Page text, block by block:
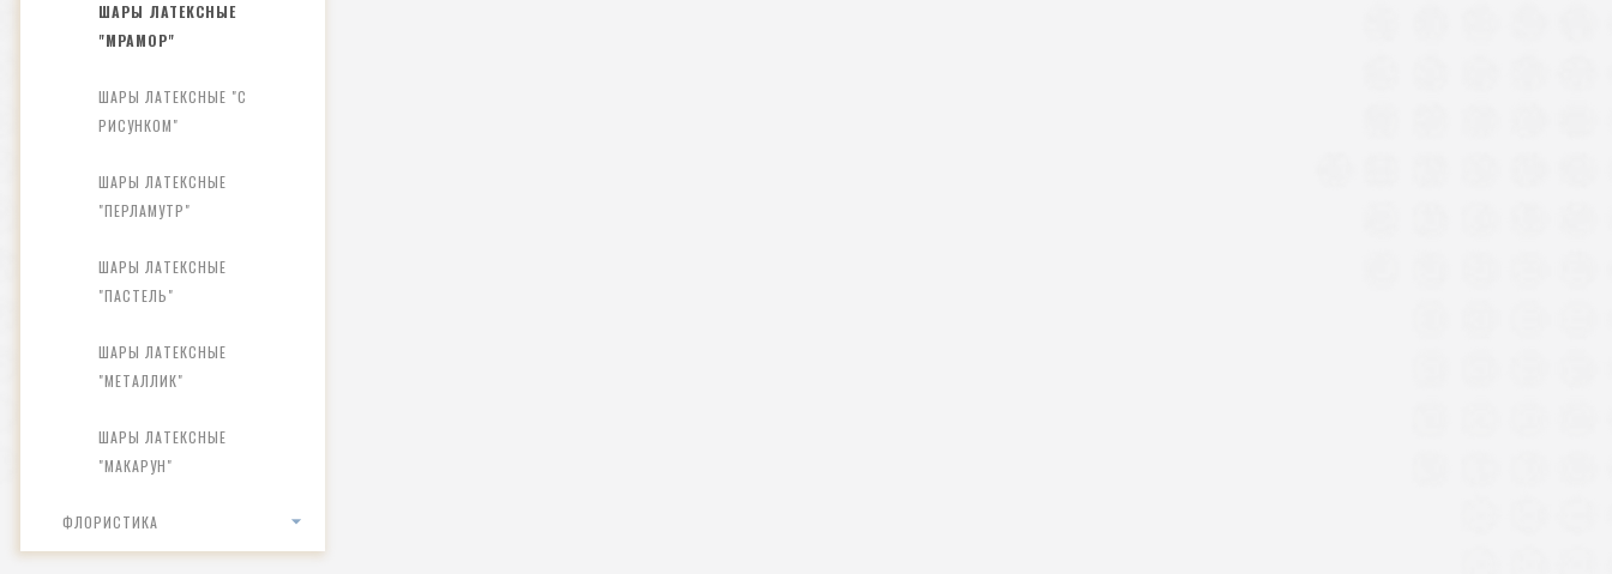
ШАРЫ ЛАТЕКСНЫЕ
"МРАМОР"
ШАРЫ ЛАТЕКСНЫЕ "С
РИСУНКОМ"
ШАРЫ ЛАТЕКСНЫЕ
"ПЕРЛАМУТР"
ШАРЫ ЛАТЕКСНЫЕ
"ПАСТЕЛЬ"
ШАРЫ ЛАТЕКСНЫЕ
"МЕТАЛЛИК"
ШАРЫ ЛАТЕКСНЫЕ
"МАКАРУН"
ФЛОРИСТИКА